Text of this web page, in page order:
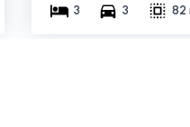
3 3 82